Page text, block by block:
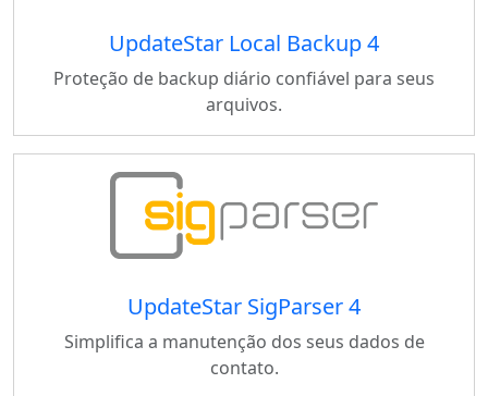
UpdateStar Local Backup 4
Proteção de backup diário confiável para seus
arquivos.
UpdateStar SigParser 4
Simplifica a manutenção dos seus dados de
contato.